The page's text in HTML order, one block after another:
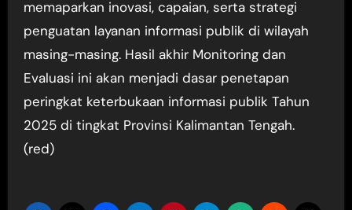
memaparkan inovasi, capaian, serta strategi
penguatan layanan informasi publik di wilayah
masing-masing. Hasil akhir Monitoring dan
Evaluasi ini akan menjadi dasar penetapan
peringkat keterbukaan informasi publik Tahun
2025 di tingkat Provinsi Kalimantan Tengah.
(red)